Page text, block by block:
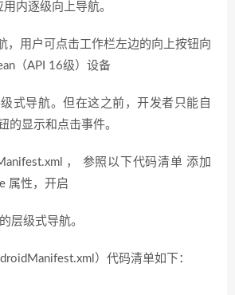
内逐级向上导航。
用户可点击工作栏左边的向上按钮向
（API 16级）设备
式导航。但在这之前，开发者只能自
的显示和点击事件。
， 参照以下代码清单 添加
属性，开启
层级式导航。
）代码清单如下：